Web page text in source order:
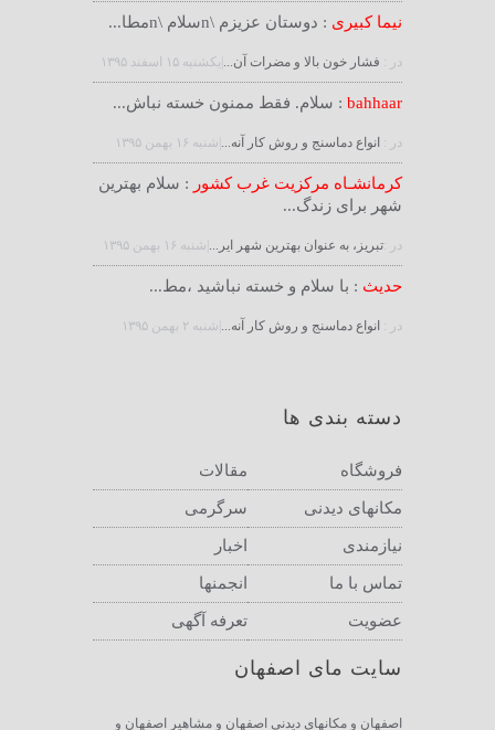
نیما کبیری : دوستان عزیزم \nسلام \nمطا...
در : فشار خون بالا و مضرات آن... |يكشنبه ۱۵ اسفند ۱۳۹۵
bahhaar : سلام. فقط ممنون خسته نباش...
در : انواع دماسنج و روش كار آنه... |شنبه ۱۶ بهمن ۱۳۹۵
کرمانشـاه مرکزیت غرب کشور : سلام بهترین
شهر برای زندگ...
در :تبریز، به عنوان بهترین شهر ایر... |شنبه ۱۶ بهمن ۱۳۹۵
حدیث : با سلام و خسته نباشید ،مط...
در : انواع دماسنج و روش كار آنه... |شنبه ۲ بهمن ۱۳۹۵
دسته بندی ها
مقالات فروشگاه
سرگرمی مکانهای دیدنی
اخبار نیازمندی
انجمنها تماس با ما
تعرفه آگهی عضویت
سایت مای اصفهان
اصفهان و مكانهاي ديدني اصفهان و مشاهير اصفهان و